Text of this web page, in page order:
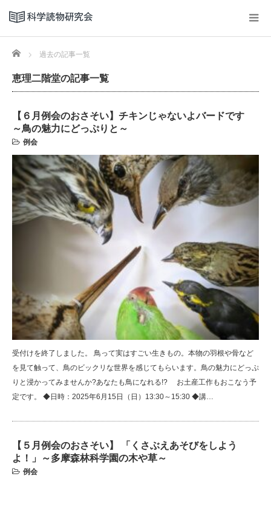
Home 過去の記事一覧
恵理二階堂の記事一覧
【６月例会のおさそい】チキンじゃないよバードです
～鳥の魅力にどっぷりと～
例会
受付けを終了しました。 鳥って実はすごい生きもの。本物の羽根や骨など
を見て触って、鳥のビックリな世界を感じてもらいます。鳥の魅力にどっぷ
りと浸かってみませんか?あなたも鳥になれる!? お土産工作もおこなう予
定です。 ◆日時：2025年6月15日（日）13:30～15:30 ◆講…
【５月例会のおさそい】 「くさぶえあそびをしよう
よ！」～多摩森林科学園の木や草～
例会